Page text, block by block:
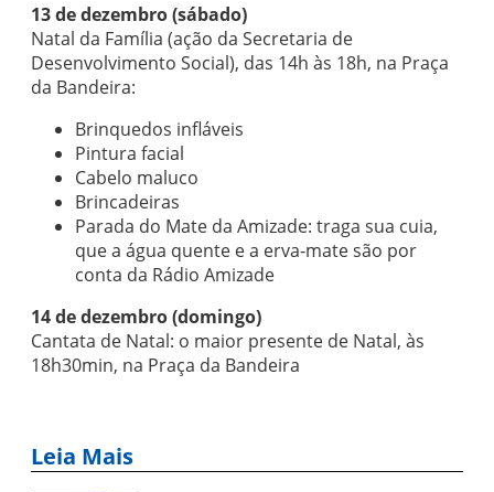
13 de dezembro (sábado)
Natal da Família (ação da Secretaria de
Desenvolvimento Social), das 14h às 18h, na Praça
da Bandeira:
Brinquedos infláveis
Pintura facial
Cabelo maluco
Brincadeiras
Parada do Mate da Amizade: traga sua cuia,
que a água quente e a erva-mate são por
conta da Rádio Amizade
14 de dezembro (domingo)
Cantata de Natal: o maior presente de Natal, às
18h30min, na Praça da Bandeira
Leia Mais